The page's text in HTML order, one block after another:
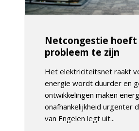
Netcongestie hoeft
probleem te zijn
Het elektriciteitsnet raakt
energie wordt duurder en
ontwikkelingen maken
onafhankelijkheid urgenter
van Engelen legt uit...